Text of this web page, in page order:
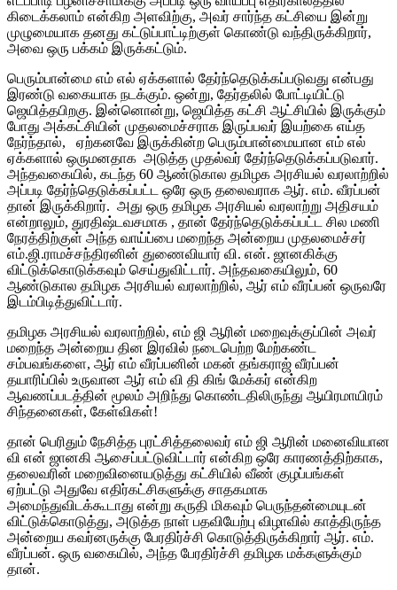
கிடைக்கலாம் என்கிற அளவிற்கு, அவர் சார்ந்த கட்சியை இன்று
முழுமையாக தனது கட்டுப்பாட்டிற்குள் கொண்டு வந்திருக்கிறார்,
அவை ஒரு பக்கம் இருக்கட்டும்.
பெரும்பான்மை எம் எல் ஏக்களால் தேர்ந்தெடுக்கப்படுவது என்பது
இரண்டு வகையாக நடக்கும். ஒன்று, தேர்தலில் போட்டியிட்டு
ஜெயித்தபிறகு. இன்னொன்று, ஜெயித்த கட்சி ஆட்சியில் இருக்கும்
போது அக்கட்சியின் முதலமைச்சராக இருப்பவர் இயற்கை எய்த
நேர்ந்தால், ஏற்கனவே இருக்கின்ற பெரும்பான்மையான எம் எல்
ஏக்களால் ஒருமனதாக அடுத்த முதல்வர் தேர்ந்தெடுக்கப்படுவார்.
அந்தவகையில், கடந்த 60 ஆண்டுகால தமிழக அரசியல் வரலாற்றில்
அப்படி தேர்ந்தெடுக்கப்பட்ட ஒரே ஒரு தலைவராக ஆர். எம். வீரப்பன்
தான் இருக்கிறார். அது ஒரு தமிழக அரசியல் வரலாற்று அதிசயம்
என்றாலும், துரதிஷ்டவசமாக , தான் தேர்ந்தெடுக்கப்பட்ட சில மணி
நேரத்திற்குள் அந்த வாய்ப்பை மறைந்த அன்றைய முதலமைச்சர்
எம்.ஜி.ராமச்சந்திரனின் துணைவியார் வி. என். ஜானகிக்கு
விட்டுக்கொடுக்கவும் செய்துவிட்டார். அந்தவகையிலும், 60
ஆண்டுகால தமிழக அரசியல் வரலாற்றில், ஆர் எம் வீரப்பன் ஒருவரே
இடம்பிடித்துவிட்டார்.
தமிழக அரசியல் வரலாற்றில், எம் ஜி ஆரின் மறைவுக்குப்பின் அவர்
மறைந்த அன்றைய தின இரவில் நடைபெற்ற மேற்கண்ட
சம்பவங்களை, ஆர் எம் வீரப்பனின் மகன் தங்கராஜ் வீரப்பன்
தயாரிப்பில் உருவான ஆர் எம் வி தி கிங் மேக்கர் என்கிற
ஆவணப்படத்தின் மூலம் அறிந்து கொண்டதிலிருந்து ஆயிரமாயிரம்
சிந்தனைகள், கேள்விகள்!
தான் பெரிதும் நேசித்த புரட்சித்தலைவர் எம் ஜி ஆரின் மனைவியான
வி என் ஜானகி ஆசைப்பட்டுவிட்டார் என்கிற ஒரே காரணத்திற்காக,
தலைவரின் மறைவினையடுத்து கட்சியில் வீண் குழப்பங்கள்
ஏற்பட்டு அதுவே எதிர்கட்சிகளுக்கு சாதகமாக
அமைந்துவிடக்கூடாது என்று கருதி மிகவும் பெருந்தன்மையுடன்
விட்டுக்கொடுத்து, அடுத்த நாள் பதவியேற்பு விழாவில் காத்திருந்த
அன்றைய கவர்னருக்கு பேரதிர்ச்சி கொடுத்திருக்கிறார் ஆர். எம்.
வீரப்பன். ஒரு வகையில், அந்த பேரதிர்ச்சி தமிழக மக்களுக்கும்
தான்.